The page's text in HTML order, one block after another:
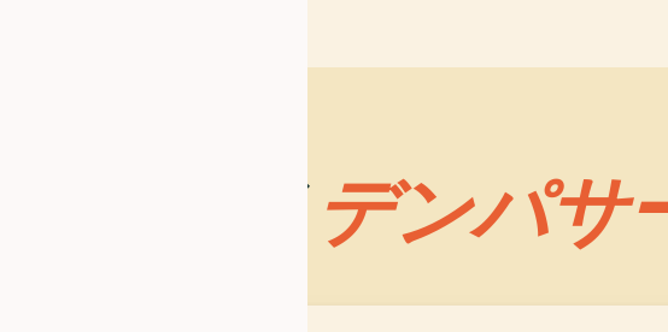
なぜデンパサ